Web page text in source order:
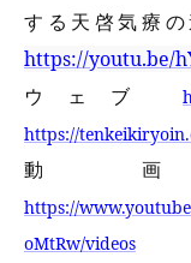
する天啓気療
https://youtu.be/
ウェブ
https://
動
https://
oMtRw/videos